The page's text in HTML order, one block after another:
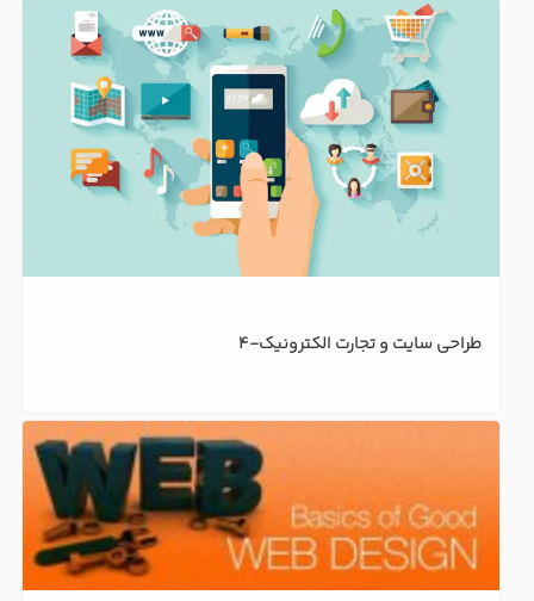
طراحی سایت و تجارت الکترونیک-4